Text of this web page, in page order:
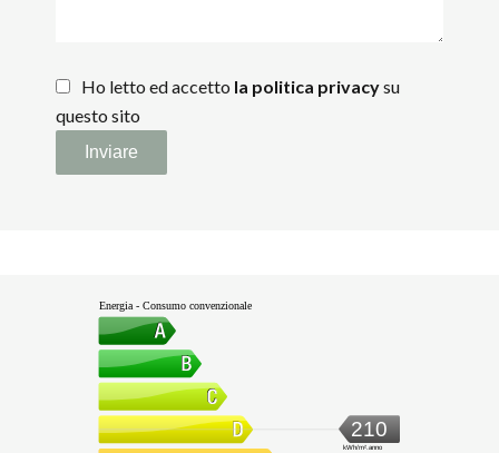
Ho letto ed accetto la politica privacysu
questo sito
Inviare
Energia - Consumo convenzionale
210
kWh/m².anno